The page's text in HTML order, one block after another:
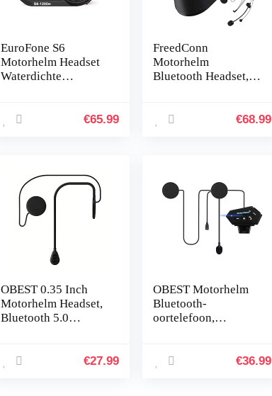
EuroFone S6
Motorhelm Headset
Waterdichte
System 1200 m
€65.99
FreedConn
Motorhelm
Bluetooth Headset,
800M Intercom voor
€68.99
OBEST 0.35 Inch
Motorhelm Headset,
Bluetooth 5.0
Comfortabele
€27.99
OBEST Motorhelm
Bluetooth-
oortelefoon,
draadloze
€36.99